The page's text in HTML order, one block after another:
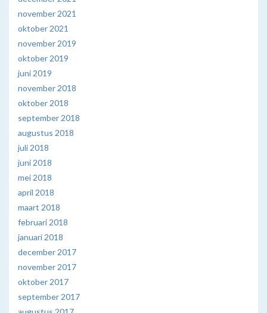
november 2021
oktober 2021
november 2019
oktober 2019
juni 2019
november 2018
oktober 2018
september 2018
augustus 2018
juli 2018
juni 2018
mei 2018
april 2018
maart 2018
februari 2018
januari 2018
december 2017
november 2017
oktober 2017
september 2017